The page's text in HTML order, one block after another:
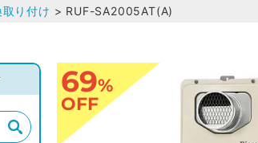
り付け > RUF-SA2005AT(A)
69%
OFF